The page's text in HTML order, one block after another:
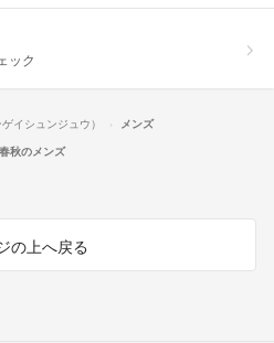
ック
イシュンジュウ）
メンズ
秋のメンズ
の上へ戻る